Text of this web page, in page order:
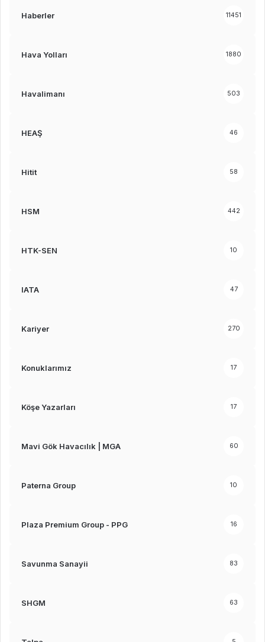
Haberler 11451
Hava Yolları 1880
Havalimanı 503
HEAŞ 46
Hitit 58
HSM 442
HTK-SEN 10
IATA 47
Kariyer 270
Konuklarımız 17
Köşe Yazarları 17
Mavi Gök Havacılık | MGA 60
Paterna Group 10
Plaza Premium Group - PPG 16
Savunma Sanayii 83
SHGM 63